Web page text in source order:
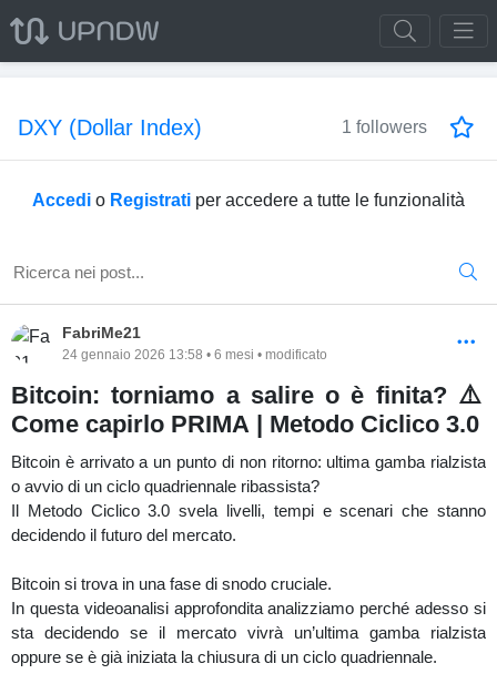
DXY (Dollar Index) 1 followers
Accedi o Registrati per accedere a tutte le funzionalità
FabriMe21
24 gennaio 2026 13:58 • 6 mesi • modificato
Bitcoin: torniamo a salire o è finita? ⚠️
Come capirlo PRIMA | Metodo Ciclico 3.0
Bitcoin è arrivato a un punto di non ritorno: ultima gamba rialzista
o avvio di un ciclo quadriennale ribassista?
Il Metodo Ciclico 3.0 svela livelli, tempi e scenari che stanno
decidendo il futuro del mercato.
Bitcoin si trova in una fase di snodo cruciale.
In questa videoanalisi approfondita analizziamo perché adesso si
sta decidendo se il mercato vivrà un’ultima gamba rialzista
oppure se è già iniziata la chiusura di un ciclo quadriennale.